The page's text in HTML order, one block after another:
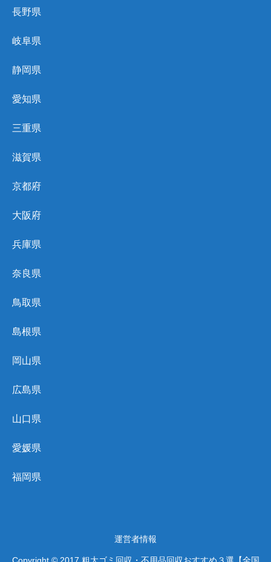
長野県
岐阜県
静岡県
愛知県
三重県
滋賀県
京都府
大阪府
兵庫県
奈良県
鳥取県
島根県
岡山県
広島県
山口県
愛媛県
福岡県
運営者情報